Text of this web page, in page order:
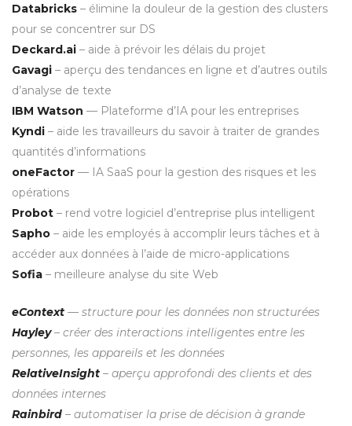
Databricks – élimine la douleur de la gestion des clusters
pour se concentrer sur DS
Deckard.ai – aide à prévoir les délais du projet
Gavagi – aperçu des tendances en ligne et d’autres outils
d’analyse de texte
IBM Watson — Plateforme d’IA pour les entreprises
Kyndi – aide les travailleurs du savoir à traiter de grandes
quantités d’informations
oneFactor — IA SaaS pour la gestion des risques et les
opérations
Probot – rend votre logiciel d’entreprise plus intelligent
Sapho – aide les employés à accomplir leurs tâches et à
accéder aux données à l’aide de micro-applications
Sofia – meilleure analyse du site Web
eContext — structure pour les données non structurées
Hayley– créer des interactions intelligentes entre les
personnes, les appareils et les données
RelativeInsight – aperçu approfondi des clients et des
données internes
Rainbird – automatiser la prise de décision à grande